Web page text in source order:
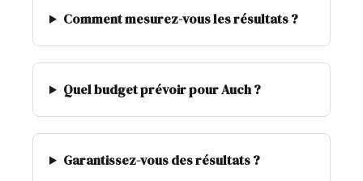
Comment mesurez-vous les résultats ?
Quel budget prévoir pour Auch ?
Garantissez-vous des résultats ?